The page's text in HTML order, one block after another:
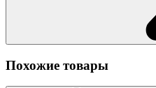
Похожие товары